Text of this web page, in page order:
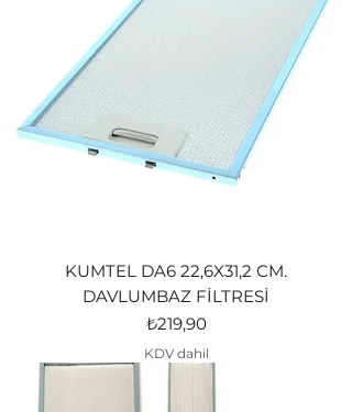
KUMTEL DA6 22,6X31,2 CM.
DAVLUMBAZ FİLTRESİ
Fiyat
₺219,90
KDV dahil